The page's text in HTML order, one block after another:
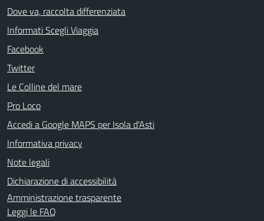
Dove va, raccolta differenziata
Informati Scegli Viaggia
Facebook
Twitter
Le Colline del mare
Pro Loco
Accedi a Google MAPS per Isola d'Asti
Informativa privacy
Note legali
Dichiarazione di accessibilità
Amministrazione trasparente
Leggi le FAQ